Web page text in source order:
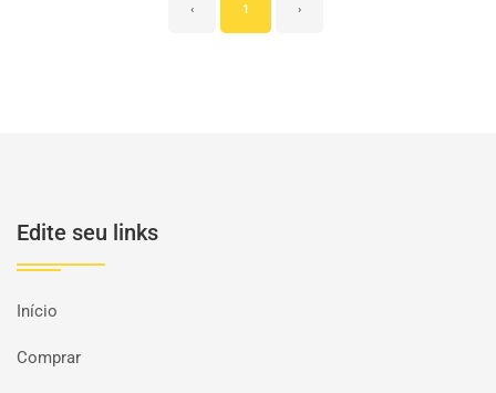
‹ 1 ›
Edite seu links
Início
Comprar